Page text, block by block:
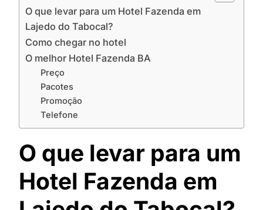
O que levar para um Hotel Fazenda em
Lajedo do Tabocal?
Como chegar no hotel
O melhor Hotel Fazenda BA
Preço
Pacotes
Promoção
Telefone
O que levar para um
Hotel Fazenda em